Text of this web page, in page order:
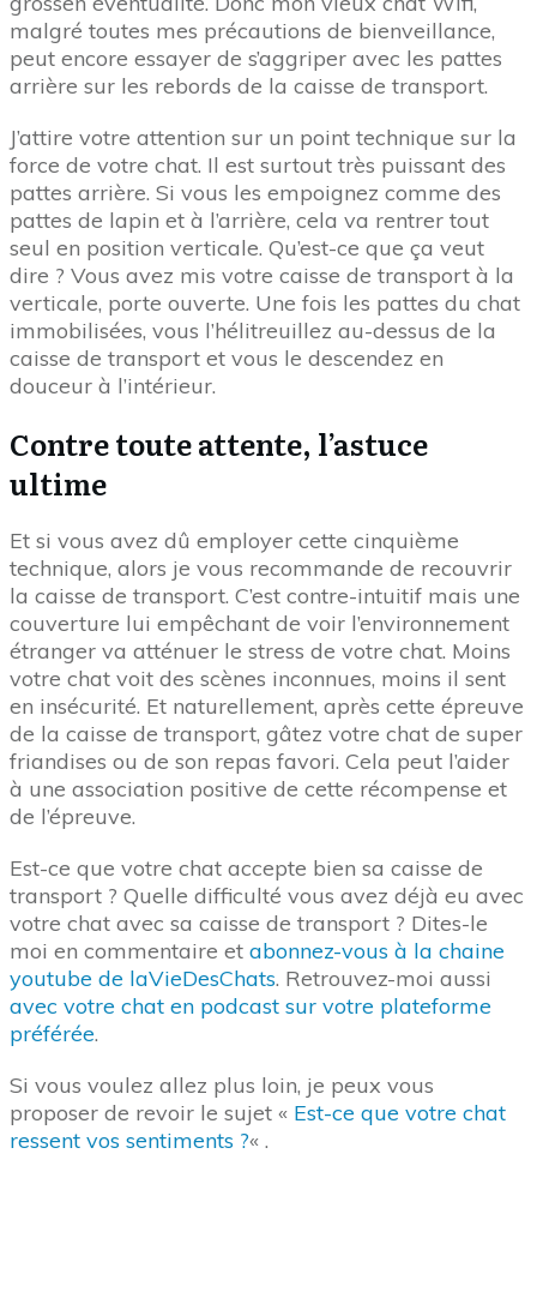
malgré toutes mes précautions de bienveillance,
peut encore essayer de s’aggriper avec les pattes
arrière sur les rebords de la caisse de transport.
J’attire votre attention sur un point technique sur la
force de votre chat. Il est surtout très puissant des
pattes arrière. Si vous les empoignez comme des
pattes de lapin et à l’arrière, cela va rentrer tout
seul en position verticale. Qu’est-ce que ça veut
dire ? Vous avez mis votre caisse de transport à la
verticale, porte ouverte. Une fois les pattes du chat
immobilisées, vous l’hélitreuillez au-dessus de la
caisse de transport et vous le descendez en
douceur à l’intérieur.
Contre toute attente, l’astuce
ultime
Et si vous avez dû employer cette cinquième
technique, alors je vous recommande de recouvrir
la caisse de transport. C’est contre-intuitif mais une
couverture lui empêchant de voir l’environnement
étranger va atténuer le stress de votre chat. Moins
votre chat voit des scènes inconnues, moins il sent
en insécurité. Et naturellement, après cette épreuve
de la caisse de transport, gâtez votre chat de super
friandises ou de son repas favori. Cela peut l’aider
à une association positive de cette récompense et
de l’épreuve.
Est-ce que votre chat accepte bien sa caisse de
transport ? Quelle difficulté vous avez déjà eu avec
votre chat avec sa caisse de transport ? Dites-le
moi en commentaire et abonnez-vous à la chaine
youtube de laVieDesChats. Retrouvez-moi aussi
avec votre chat en podcast sur votre plateforme
préférée.
Si vous voulez allez plus loin, je peux vous
proposer de revoir le sujet « Est-ce que votre chat
ressent vos sentiments ?« .